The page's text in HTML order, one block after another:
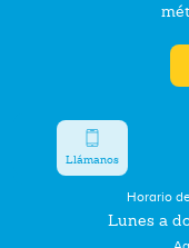
Horario
Lunes a
Llámanos